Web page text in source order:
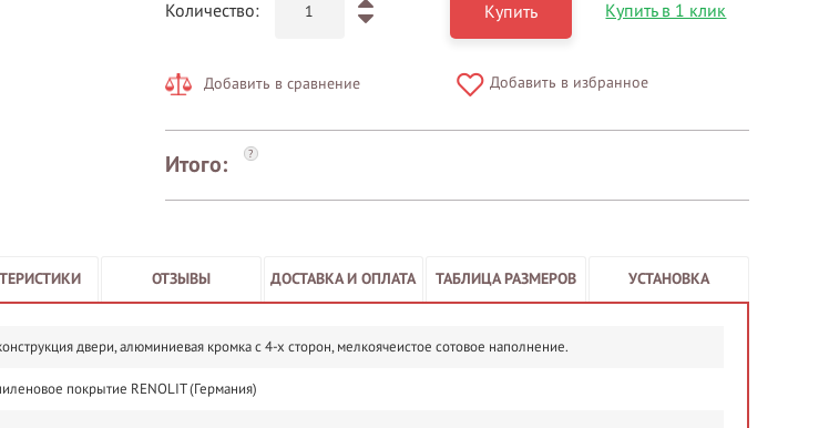
Количество: Купить Купить в 1 клик
Добавить в сравнение Добавить в избранное
Итого: ?
ОТЗЫВЫ ДОСТАВКА И ОПЛАТА ТАБЛИЦА РАЗМЕРОВ УСТАНОВКА
двери, алюминиевая кромка с 4-х сторон, мелкоячеистое сотовое наполнение.
покрытие RENOLIT (Германия)